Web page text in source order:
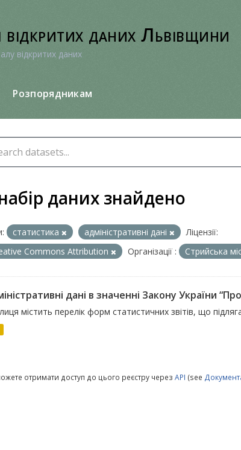
даних Львівщини
відкритих даних
Розпорядникам
даних знайдено
статистика адміністративні дані
Ліцензії:
Commons Attribution
Організації : Стрийська
дані в значенні Закону України
містить перелік форм статистичних звітів, що
отримати доступ до цього реєстру через API (see